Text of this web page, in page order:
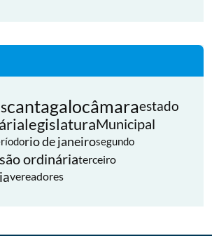
cantagalocâmaraestado
legislaturaMunicipal
rio de janeirosegundo
ordináriaterceiro
vereadores